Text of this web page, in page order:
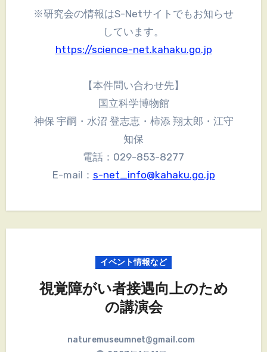
※研究会の情報はS-Netサイトでもお知らせ
しています。
https://science-net.kahaku.go.jp
【本件問い合わせ先】
国立科学博物館
神保 宇嗣・水沼 登志恵・柿添 翔太郎・江守
知保
電話：029-853-8277
E-mail： s-net_info@kahaku.go.jp
イベント情報など
視覚障がい者接遇向上のため
の講演会
naturemuseumnet@gmail.com